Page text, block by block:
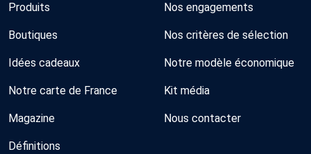
Produits
Boutiques
Idées cadeaux
Notre carte de France
Magazine
Définitions
Nos engagements
Nos critères de sélection
Notre modèle économique
Kit média
Nous contacter